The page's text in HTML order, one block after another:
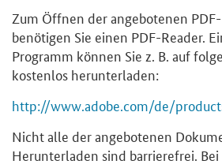
Zum Öffnen der angebotenen
benötigen Sie einen PDF-Reader.
Programm können Sie z. B. auf
kostenlos herunterladen:
http://www.adobe.com/de/
Nicht alle der angebotenen
Herunterladen sind barrierefrei.